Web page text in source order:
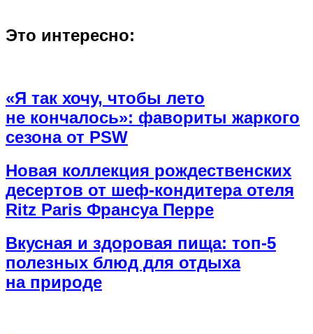
Это интересно:
«Я так хочу, чтобы лето
не кончалось»: фавориты жаркого
сезона от PSW
Новая коллекция рождественских
десертов от шеф-кондитера отеля
Ritz Paris Франсуа Перре
Вкусная и здоровая пища: топ-5
полезных блюд для отдыха
на природе